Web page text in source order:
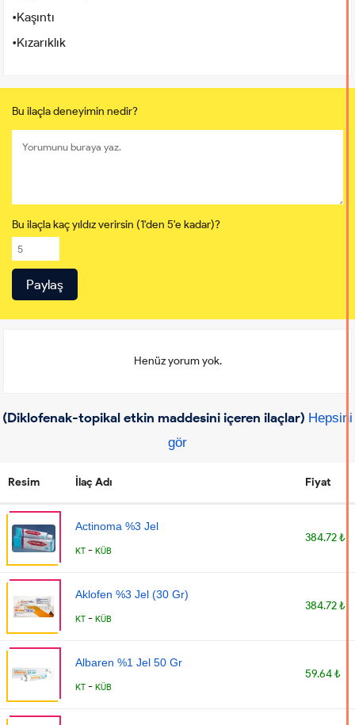
•Kaşıntı
•Kızarıklık
Bu ilaçla deneyimin nedir?
Bu ilaçla kaç yıldız verirsin (1'den 5'e kadar)?
Henüz yorum yok.
(Diklofenak-topikal etkin maddesini içeren ilaçlar) Hepsini
gör
Resim İlaç Adı Fiyat
Actinoma %3 Jel
KT - KÜB
384.72 ₺
Aklofen %3 Jel (30 Gr)
KT - KÜB
384.72 ₺
Albaren %1 Jel 50 Gr
KT - KÜB
59.64 ₺